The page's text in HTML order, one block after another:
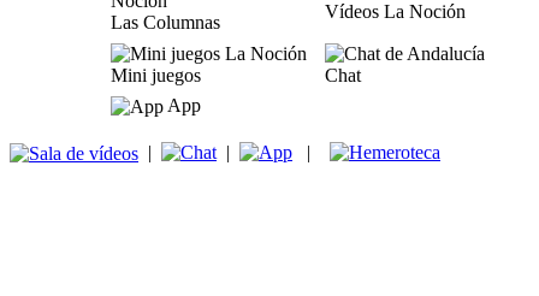
Las Columnas
Vídeos La Noción
Mini juegos
Chat
App
| | |